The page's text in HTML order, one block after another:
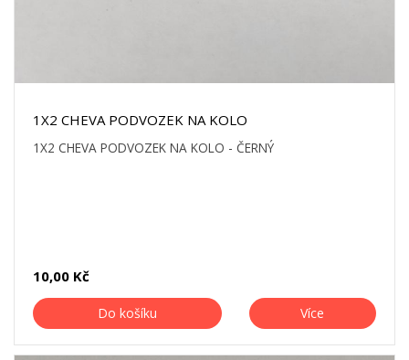
1X2 CHEVA PODVOZEK NA KOLO
1X2 CHEVA PODVOZEK NA KOLO - ČERNÝ
10,00 Kč
Do košíku Více